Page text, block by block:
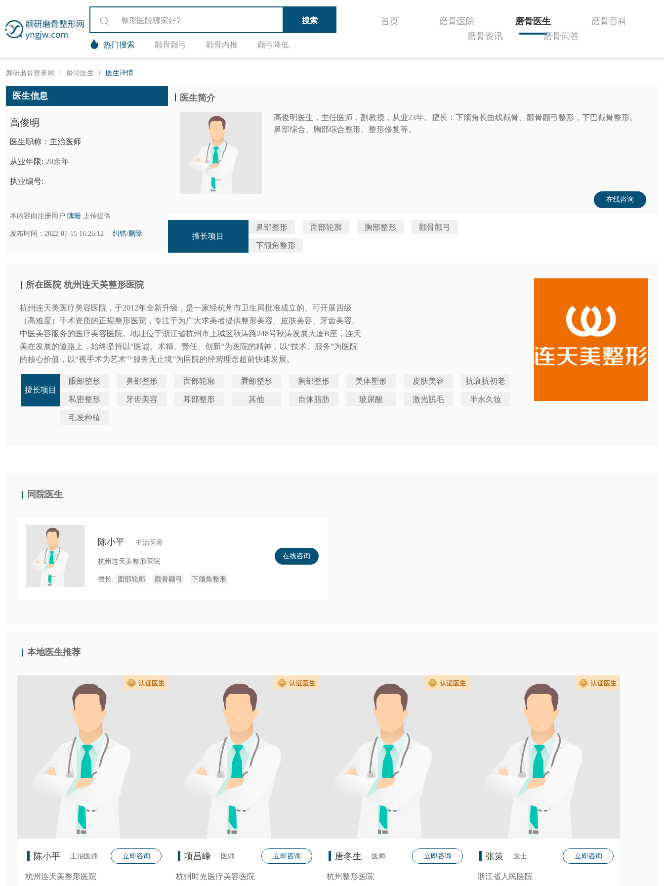
热门搜索 颧骨颧弓 颧骨内推 颧弓降低
首页 磨骨医院 磨骨医生
磨骨百科
磨骨资讯
磨骨问答
颜研磨骨整形网 / 磨骨医生 / 医生详情
医生信息
高俊明
医生职称：主治医师
从业年限: 20余年
执业编号:
本内容由注册用户 隗珊 上传提供
发布时间：2022-07-15 16:26:12 纠错/删除
医生简介
高俊明医生，主任医师，副教授，从业23年。擅长：下颌角长曲线截骨、颧骨颧弓整形，下巴截骨整形。
鼻部综合、胸部综合整形、整形修复等。
在线咨询
擅长项目
鼻部整形 面部轮廓 胸部整形 颧骨颧弓
下颌角整形
所在医院 杭州连天美整形医院
杭州连天美医疗美容医院，于2012年全新升级，是一家经杭州市卫生局批准成立的、可开展四级
（高难度）手术资质的正规整形医院，专注于为广大求美者提供整形美容、皮肤美容、牙齿美容、
中医美容服务的医疗美容医院。地址位于浙江省杭州市上城区秋涛路248号秋涛发展大厦B座，连天
美在发展的道路上，始终坚持以“医诚、术精、责任、创新”为医院的精神，以“技术、服务”为医院
的核心价值，以“视手术为艺术”“服务无止境”为医院的经营理念超前快速发展。
擅长项目
眼部整形 鼻部整形 面部轮廓 唇部整形 胸部整形 美体塑形 皮肤美容 抗衰抗初老
私密整形 牙齿美容 耳部整形 其他 自体脂肪 玻尿酸 激光脱毛 半永久妆
毛发种植
同院医生
陈小平 主治医师
杭州连天美整形医院
擅长: 面部轮廓 颧骨颧弓 下颌角整形
在线咨询
本地医生推荐
陈小平 主治医师 立即咨询
杭州连天美整形医院
项昌峰 医师 立即咨询
杭州时光医疗美容医院
唐冬生 医师 立即咨询
杭州整形医院
张策 医士 立即咨询
浙江省人民医院